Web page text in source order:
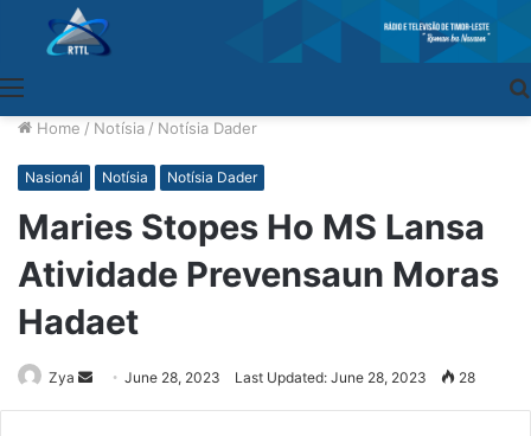
Home / Notísia / Notísia Dader
Nasionál Notísia Notísia Dader
Maries Stopes Ho MS Lansa
Atividade Prevensaun Moras
Hadaet
Zya
Send
an
June 28, 2023 Last Updated: June 28, 2023 28